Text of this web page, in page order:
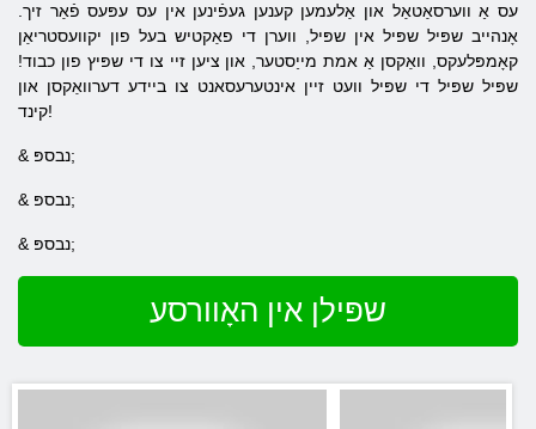
עס אַ ווערסאַטאַל און אַלעמען קענען געפֿינען אין עס עפּעס פֿאַר זיך.
אָנהייב שפּיל שפּיל אין שפּיל, ווערן די פאַקטיש בעל פון יקוועסטריאַן
קאָמפּלעקס, וואַקסן אַ אמת מייַסטער, און ציען זיי צו די שפּיץ פון כבוד!
שפּיל שפּיל די שפּיל וועט זיין אינטערעסאנט צו ביידע דערוואַקסן און
קינד!
& נבספּ;
& נבספּ;
& נבספּ;
שפּילן אין האָוורסע